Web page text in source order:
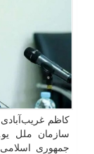
سازمان ملل
جمهوری